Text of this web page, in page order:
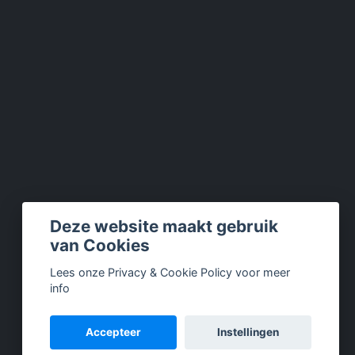
Deze website maakt gebruik
van Cookies
Lees onze Privacy & Cookie Policy voor meer
info
Accepteer Instellingen